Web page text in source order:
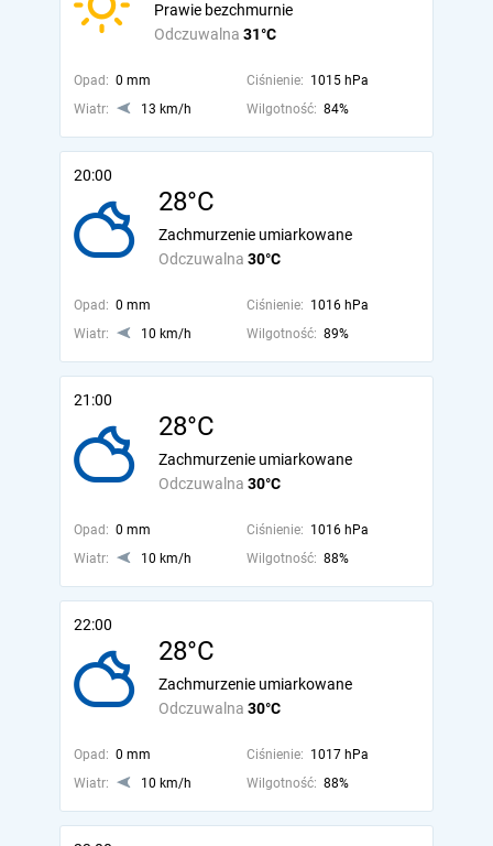
Odczuwalna 31°C
Prawie bezchmurnie
Opad: 0 mm Ciśnienie: 1015 hPa
Wiatr:
13 km/h Wilgotność: 84%
20:00
28°C
Odczuwalna 30°C
Zachmurzenie umiarkowane
Opad: 0 mm Ciśnienie: 1016 hPa
Wiatr:
10 km/h Wilgotność: 89%
21:00
28°C
Odczuwalna 30°C
Zachmurzenie umiarkowane
Opad: 0 mm Ciśnienie: 1016 hPa
Wiatr:
10 km/h Wilgotność: 88%
22:00
28°C
Odczuwalna 30°C
Zachmurzenie umiarkowane
Opad: 0 mm Ciśnienie: 1017 hPa
Wiatr:
10 km/h Wilgotność: 88%